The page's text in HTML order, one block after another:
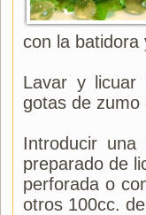
con la batidora
Lavar y licuar
gotas de
Introducir
preparado de
perforada o
otros 100cc.